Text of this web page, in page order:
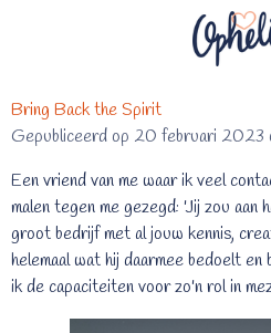
de
hoofdinhoud
Bring Back the Spirit
Gepubliceerd op 20 februari 2023
Een vriend van me waar ik veel
malen tegen me gezegd: 'Jij zou
groot bedrijf met al jouw kennis,
helemaal wat hij daarmee bedoelt
ik de capaciteiten voor zo'n rol in